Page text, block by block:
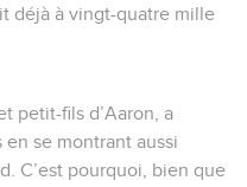
déjà à vingt-quatre mille
petit-fils d’Aaron, a
se montrant aussi
C’est pourquoi, bien que